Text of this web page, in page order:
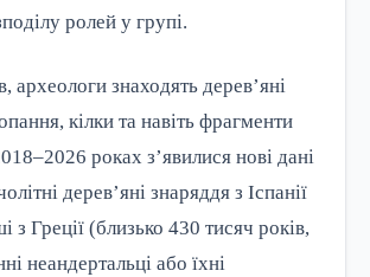
ролей у групі.
археологи знаходять дерев’яні
кілки та навіть фрагменти
роках з’явилися нові дані
дерев’яні знаряддя з Іспанії
з Греції (близько 430 тисяч років,
неандертальці або їхні